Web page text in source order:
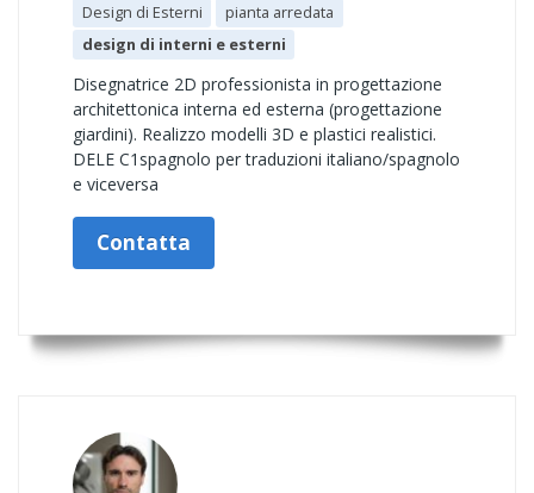
Design di Esterni
pianta arredata
design di interni e esterni
Disegnatrice 2D professionista in progettazione
architettonica interna ed esterna (progettazione
giardini). Realizzo modelli 3D e plastici realistici.
DELE C1spagnolo per traduzioni italiano/spagnolo
e viceversa
Contatta